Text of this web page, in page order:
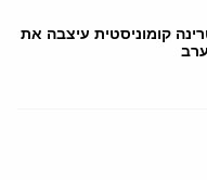
קומוניסטית עיצבה את